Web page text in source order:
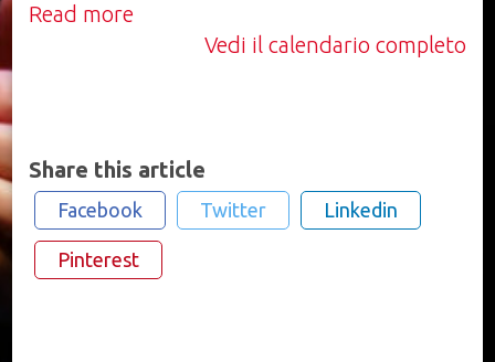
Read more
Vedi il calendario completo
Share this article
Facebook Twitter Linkedin
Pinterest